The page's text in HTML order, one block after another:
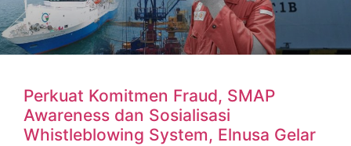
Perkuat Komitmen Fraud, SMAP
Awareness dan Sosialisasi
Whistleblowing System, Elnusa Gelar